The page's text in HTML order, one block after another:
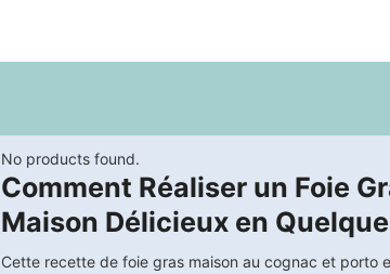
No products found.
Comment Réaliser un Foie
Maison Délicieux en
Cette recette de foie gras maison au cognac et porto